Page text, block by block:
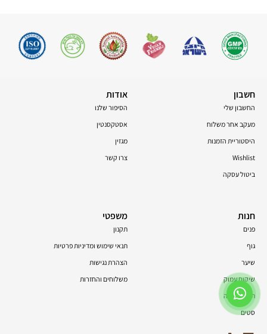
חשבון
החשבון שלי
מעקב אחר משלוח
היסטוריית הזמנות
Wishlist
ביטול עסקה
אודות
הסיפור שלנו
אסטקסנטין
מגזין
צרו קשר
חנות
פנים
גוף
שיער
שיקום עמוק
תוספי תזונה
סטים
משפטי
תקנון
תנאי שימוש ומדיניות פרטיות
הצהרת נגישות
משלוחים והחזרות